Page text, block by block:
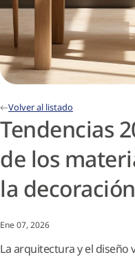
Volver al listado
Tendencias
de los
la
Ene 07, 2026
La arquitectura y el diseño